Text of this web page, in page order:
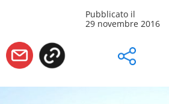
Pubblicato il
29 novembre 2016